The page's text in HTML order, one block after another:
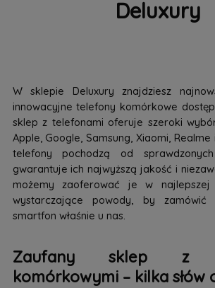
Deluxury
W sklepie Deluxury znajdziesz
innowacyjne telefony komórkowe
sklep z telefonami oferuje szeroki
Apple, Google, Samsung, Xiaomi, Realme
telefony pochodzą od
gwarantuje ich najwyższą jakość i
możemy zaoferować je w
wystarczające powody, by zamówić
smartfon właśnie u nas.
Zaufany sklep z
komórkowymi – kilka słów